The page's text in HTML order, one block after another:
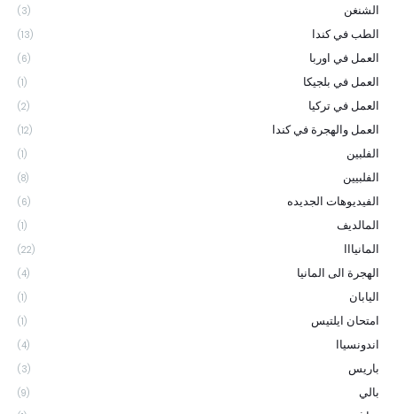
الشنغن (3)
الطب في كندا (13)
العمل في اوربا (6)
العمل في بلجيكا (1)
العمل في تركيا (2)
العمل والهجرة في كندا (12)
الفلبين (1)
الفلبيين (8)
الفيديوهات الجديده (6)
المالديف (1)
المانيااا (22)
الهجرة الى المانيا (4)
اليابان (1)
امتحان ايلتيس (1)
اندونسياا (4)
باريس (3)
بالي (9)